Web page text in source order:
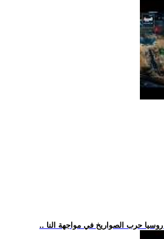
حرب الصواريخ في مواجهة النا